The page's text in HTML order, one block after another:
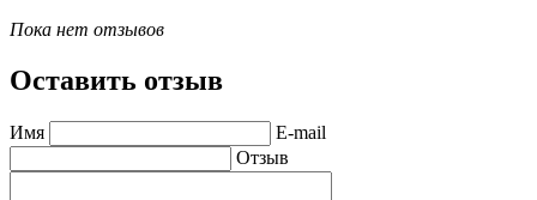
Пока нет отзывов
Оставить отзыв
Имя
E-mail
Отзыв